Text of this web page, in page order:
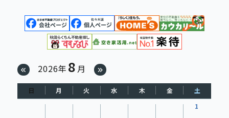
2026年 8 月
日 月 火 水 木 金
土
1